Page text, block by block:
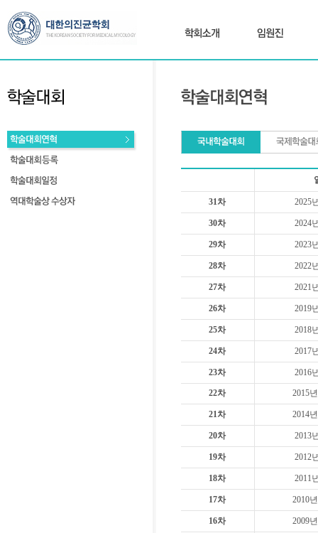
31차 2025
30차 2024
29차 2023
28차 2022
27차 2021
26차 2019
25차 2018
24차 2017
23차 2016
22차 2015
21차 2014
20차 2013
19차 2012
18차 2011
17차 2010
16차 2009